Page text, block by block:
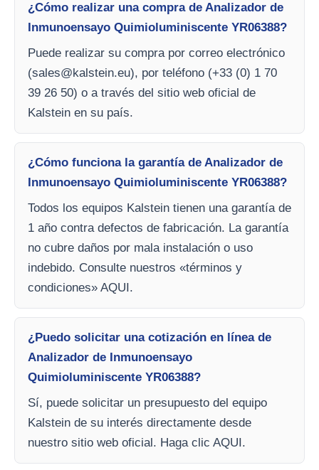
¿Cómo realizar una compra de Analizador de
Inmunoensayo Quimioluminiscente YR06388?
Puede realizar su compra por correo electrónico
(sales@kalstein.eu), por teléfono (+33 (0) 1 70
39 26 50) o a través del sitio web oficial de
Kalstein en su país.
¿Cómo funciona la garantía de Analizador de
Inmunoensayo Quimioluminiscente YR06388?
Todos los equipos Kalstein tienen una garantía de
1 año contra defectos de fabricación. La garantía
no cubre daños por mala instalación o uso
indebido. Consulte nuestros «términos y
condiciones» AQUI.
¿Puedo solicitar una cotización en línea de
Analizador de Inmunoensayo
Quimioluminiscente YR06388?
Sí, puede solicitar un presupuesto del equipo
Kalstein de su interés directamente desde
nuestro sitio web oficial. Haga clic AQUI.